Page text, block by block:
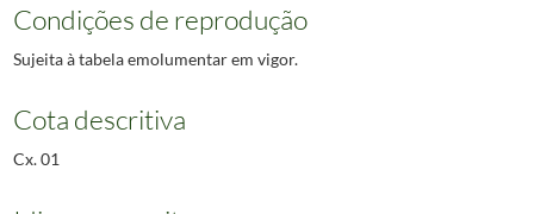
Condições de reprodução
Sujeita à tabela emolumentar em vigor.
Cota descritiva
Cx. 01